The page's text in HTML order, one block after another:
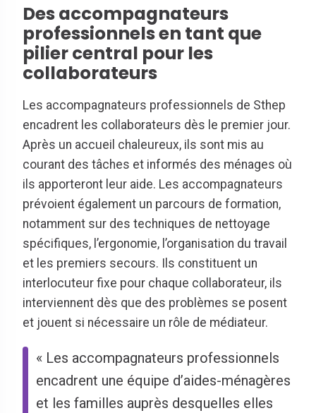
Des accompagnateurs
professionnels en tant que
pilier central pour les
collaborateurs
Les accompagnateurs professionnels de Sthep
encadrent les collaborateurs dès le premier jour.
Après un accueil chaleureux, ils sont mis au
courant des tâches et informés des ménages où
ils apporteront leur aide. Les accompagnateurs
prévoient également un parcours de formation,
notamment sur des techniques de nettoyage
spécifiques, l’ergonomie, l’organisation du travail
et les premiers secours. Ils constituent un
interlocuteur fixe pour chaque collaborateur, ils
interviennent dès que des problèmes se posent
et jouent si nécessaire un rôle de médiateur.
« Les accompagnateurs professionnels
encadrent une équipe d’aides-ménagères
et les familles auprès desquelles elles